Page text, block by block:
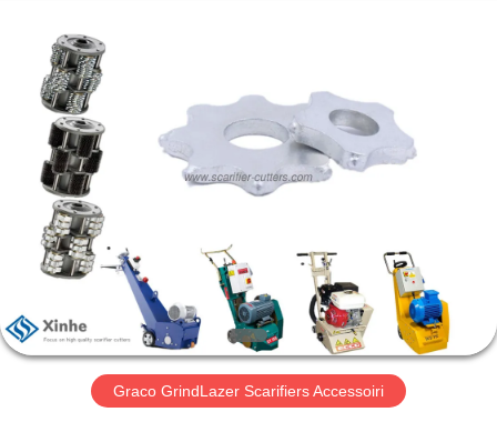
CASA.
PRODOTTI
VIDEO
SU
DI
Reserved.
Graco GrindLazer Scarifiers Accessoiri